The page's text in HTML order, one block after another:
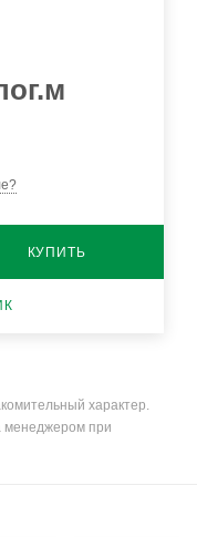
КУПИТЬ
характер.
менеджером при